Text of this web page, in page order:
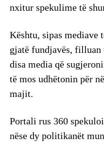
nxitur spekulime të
Kështu, sipas mediave
gjatë fundjavës,
disa media që
të mos udhëtonin për
majit.
Portali rus 360
nëse dy politikanët